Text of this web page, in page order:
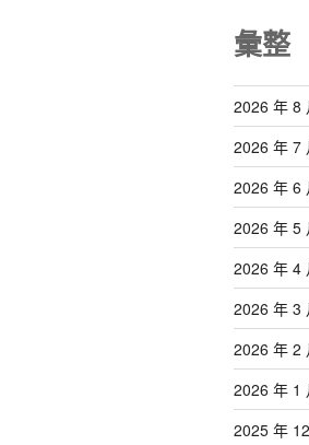
彙整
2026 年 8
2026 年 7
2026 年 6
2026 年 5
2026 年 4
2026 年 3
2026 年 2
2026 年 1
2025 年